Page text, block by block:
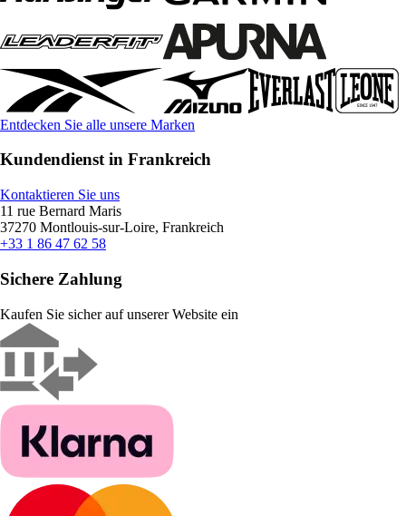
Entdecken Sie alle unsere Marken
Kundendienst in Frankreich
Kontaktieren Sie uns
11 rue Bernard Maris
37270 Montlouis-sur-Loire, Frankreich
+33 1 86 47 62 58
Sichere Zahlung
Kaufen Sie sicher auf unserer Website ein